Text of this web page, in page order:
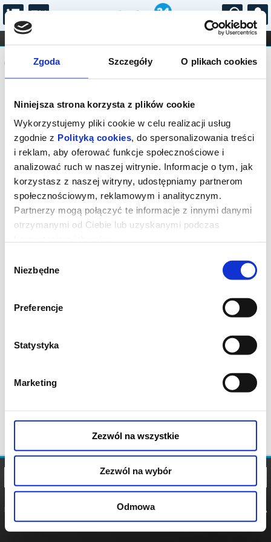
Zgoda Szczegóły O plikach cookies
Niniejsza strona korzysta z plików cookie
Wykorzystujemy pliki cookie w celu realizacji usług
zgodnie z Polityką cookies, do spersonalizowania treści
i reklam, aby oferować funkcje społecznościowe i
analizować ruch w naszej witrynie. Informacje o tym, jak
korzystasz z naszej witryny, udostępniamy partnerom
społecznościowym, reklamowym i analitycznym.
Partnerzy mogą połączyć te informacje z innymi danymi
otrzymanymi od Ciebie lub uzyskanymi podczas
zgody
Niezbędne
Preferencje
Statystyka
Marketing
Zezwól na wszystkie
Zezwól na wybór
Odmowa
...
FILHARMONIA OPERA I BALET
STAND-UP
DLA DZIECI
Komunikat
Sprzedaż biletów on-line na wydarzenie
została zakończona.
POLITYKA
POLITYKA